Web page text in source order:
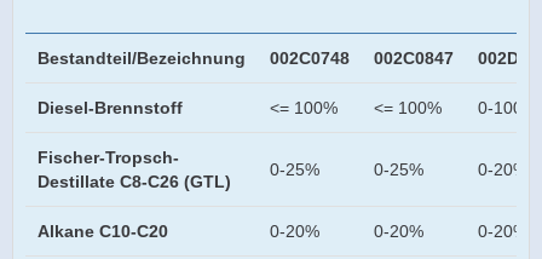
Bestandteil/Bezeichnung 002C0748 002C0847
Diesel-Brennstoff <= 100% <= 100% 0-100%
Fischer-Tropsch-
Destillate C8-C26 (GTL)
0-25% 0-25% 0-20%
Alkane C10-C20 0-20% 0-20% 0-20%